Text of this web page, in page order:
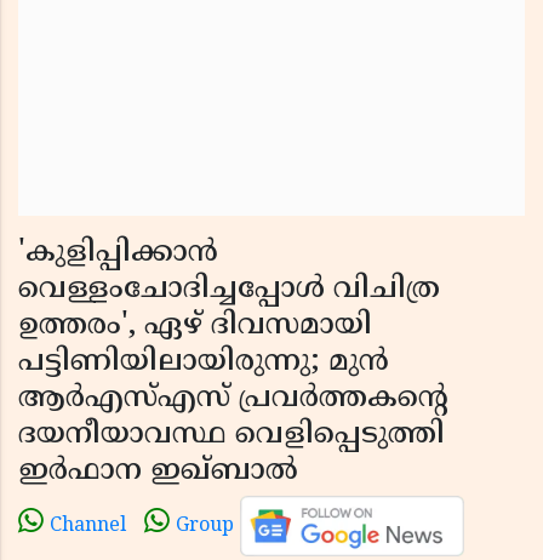
'കുളിപ്പിക്കാൻ
വെള്ളംചോദിച്ചപ്പോൾ വിചിത്ര
ഉത്തരം', ഏഴ് ദിവസമായി
പട്ടിണിയിലായിരുന്നു; മുൻ
ആർഎസ്എസ് പ്രവർത്തകൻ്റെ
ദയനീയാവസ്ഥ വെളിപ്പെടുത്തി
ഇർഫാന ഇഖ്ബാൽ
Channel Group